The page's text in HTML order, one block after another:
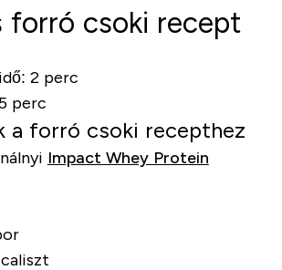
forró csoki recept
2 perc
perc
a forró csoki recepthez
Impact Whey Protein